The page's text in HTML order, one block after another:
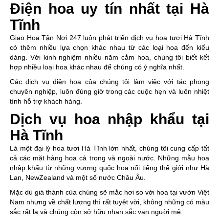
Điện hoa uy tín nhất tại Hà
Tĩnh
Giao Hoa Tận Nơi 247 luôn phát triển dịch vụ hoa tươi Hà Tĩnh
có thêm nhiều lựa chọn khác nhau từ các loại hoa đến kiểu
dáng. Với kinh nghiệm nhiều năm cắm hoa, chúng tôi biết kết
hợp nhiều loại hoa khác nhau để chúng có ý nghĩa nhất.
Các dịch vụ điện hoa của chúng tôi làm việc với tác phong
chuyên nghiệp, luôn đúng giờ trong các cuộc hẹn và luôn nhiệt
tình hỗ trợ khách hàng.
Dịch vụ hoa nhập khẩu tại
Hà Tĩnh
Là một đại lý hoa tươi Hà Tĩnh lớn nhất, chúng tôi cung cấp tất
cả các mặt hàng hoa cả trong và ngoài nước. Những mẫu hoa
nhập khẩu từ những vương quốc hoa nổi tiếng thế giới như Hà
Lan, NewZealand và một số nước Châu Âu.
Mặc dù giá thành của chúng sẽ mắc hơi so với hoa tại vườn Việt
Nam nhưng về chất lượng thì rất tuyệt vời, không những có màu
sắc rất lạ và chúng còn sở hữu nhan sắc vạn người mê.